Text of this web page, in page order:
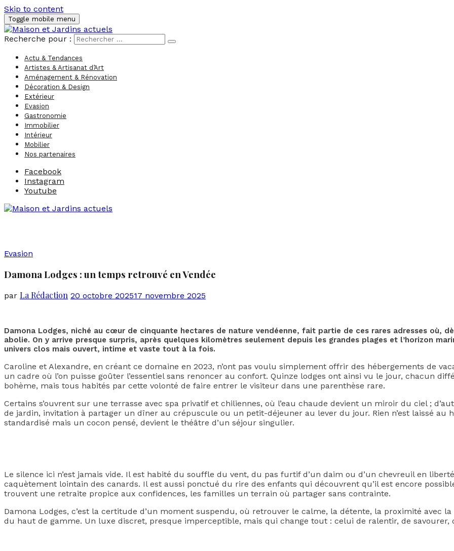
Skip to content
Toggle mobile menu
Recherche pour :
Actu & Tendances
Artistes & Artisanat d’Art
Aménagement & Rénovation
Décoration & Design
Extérieur
Evasion
Gastronomie
Immobilier
Intérieur
Mobilier
Nos partenaires
Facebook
Instagram
Youtube
Evasion
Damona Lodges : un temps retrouvé en Vendée
par La Rédaction 20 octobre 202517 novembre 2025
Damona Lodges, niché au cœur de cinquante hectares de nature vendéenne, fait partie de ces rares adresses où,
abolie. On y arrive presque surpris, après quelques kilomètres seulement depuis les grandes plages et l’horizon
univers clos mais ouvert, intime et vaste tout à la fois.
Caroline et Alexandre, en créant ce domaine en 2023, n’ont pas voulu simplement offrir des hébergements de
un cadre où l’on puisse goûter l’essentiel sans renoncer au confort. Quinze lodges ont ainsi vu le jour, chacun
bohème, mais tous habités par cette volonté de faire entrer le visiteur dans une parenthèse rare.
Certains s’ouvrent sur une terrasse avec spa privatif et chiliennes, où l’eau chaude devient un miroir du ciel ;
de jardin, invitation à partager un dîner au crépuscule ou un petit-déjeuner au lever du jour. Rien n’est laissé au
standardisé mais un cocon pensé, devient le théâtre d’un séjour singulier.
Le silence ici n’est jamais vide. Il est habité du souffle du vent, du pas furtif d’un daim ou d’un chevreuil en
caquètement lointain des canards. Il est aussi ponctué du rire des enfants qui découvrent qu’il est encore
trouvent une retraite propice aux confidences, les familles un terrain où partager sans contrainte.
Damona Lodges, c’est la certitude d’un moment suspendu, où retrouver le calme, la détente, la proximité avec
du haut de gamme. Un luxe discret, presque imperceptible, mais qui change tout : celui de ralentir, de savourer,